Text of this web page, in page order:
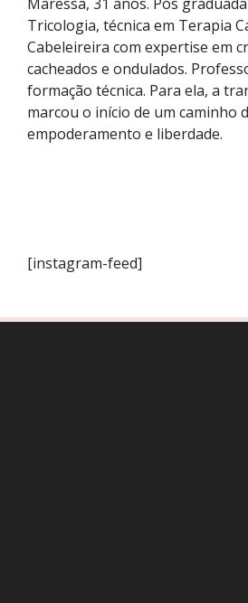
Tricologia, técnica em Terapia
Cabeleireira com expertise em
cacheados e ondulados.
formação técnica. Para ela, a
marcou o início de um caminho
empoderamento e liberdade.
[instagram-feed]